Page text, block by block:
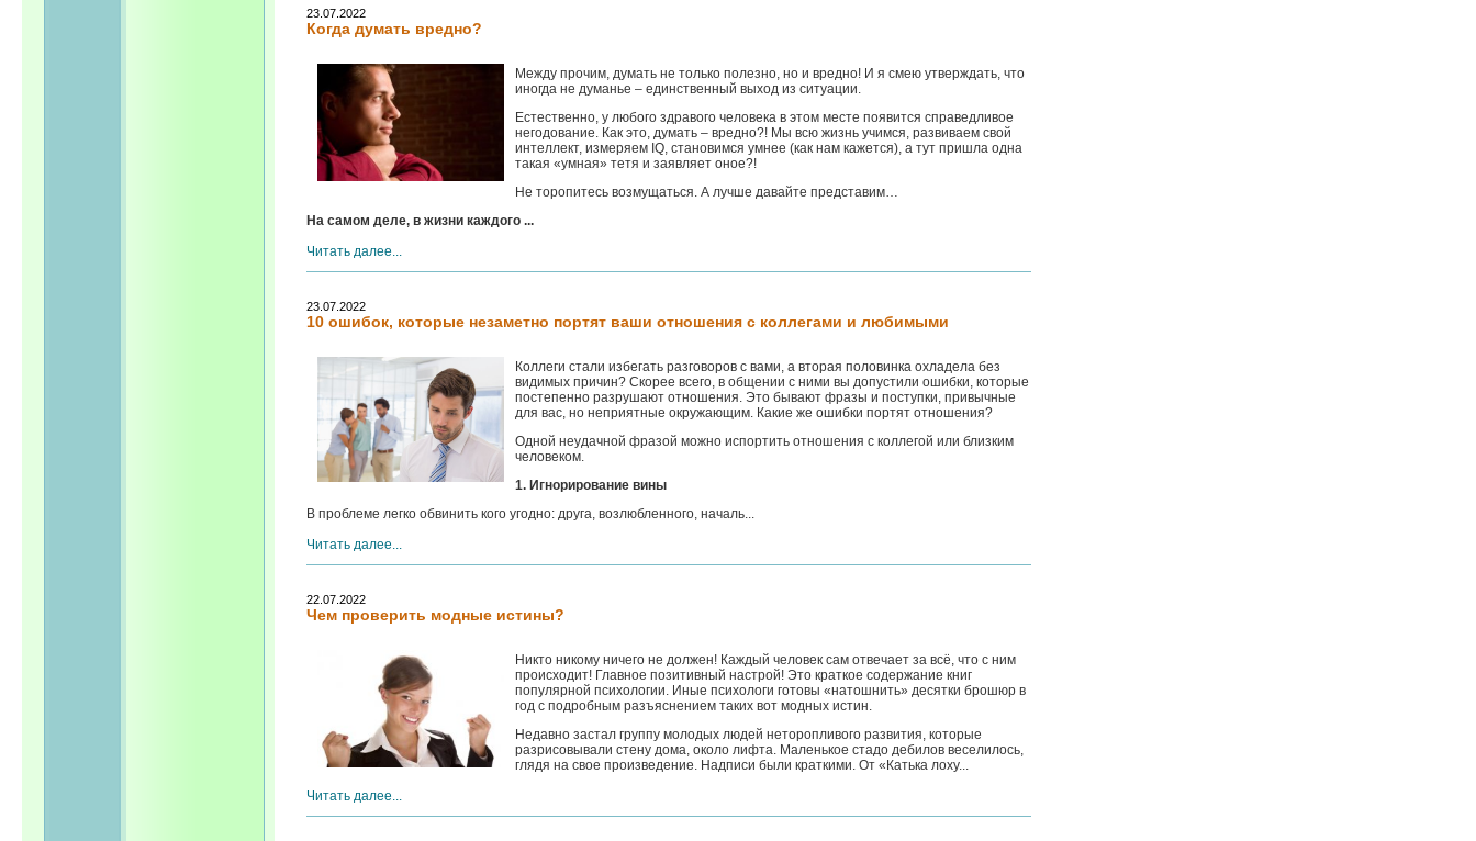
23.07.2022
Когда думать вредно?
Между прочим, думать не только полезно, но и вредно! И я смею утверждать, что
иногда не думанье – единственный выход из ситуации.
Естественно, у любого здравого человека в этом месте появится справедливое
негодование. Как это, думать – вредно?! Мы всю жизнь учимся, развиваем свой
интеллект, измеряем IQ, становимся умнее (как нам кажется), а тут пришла одна
такая «умная» тетя и заявляет оное?!
Не торопитесь возмущаться. А лучше давайте представим…
На самом деле, в жизни каждого ...
Читать далее...
23.07.2022
10 ошибок, которые незаметно портят ваши отношения с коллегами и любимыми
Коллеги стали избегать разговоров с вами, а вторая половинка охладела без
видимых причин? Скорее всего, в общении с ними вы допустили ошибки, которые
постепенно разрушают отношения. Это бывают фразы и поступки, привычные
для вас, но неприятные окружающим. Какие же ошибки портят отношения?
Одной неудачной фразой можно испортить отношения с коллегой или близким
человеком.
1. Игнорирование вины
В проблеме легко обвинить кого угодно: друга, возлюбленного, началь...
Читать далее...
22.07.2022
Чем проверить модные истины?
Никто никому ничего не должен! Каждый человек сам отвечает за всё, что с ним
происходит! Главное позитивный настрой! Это краткое содержание книг
популярной психологии. Иные психологи готовы «натошнить» десятки брошюр в
год с подробным разъяснением таких вот модных истин.
Недавно застал группу молодых людей неторопливого развития, которые
разрисовывали стену дома, около лифта. Маленькое стадо дебилов веселилось,
глядя на свое произведение. Надписи были краткими. От «Катька лоху...
Читать далее...